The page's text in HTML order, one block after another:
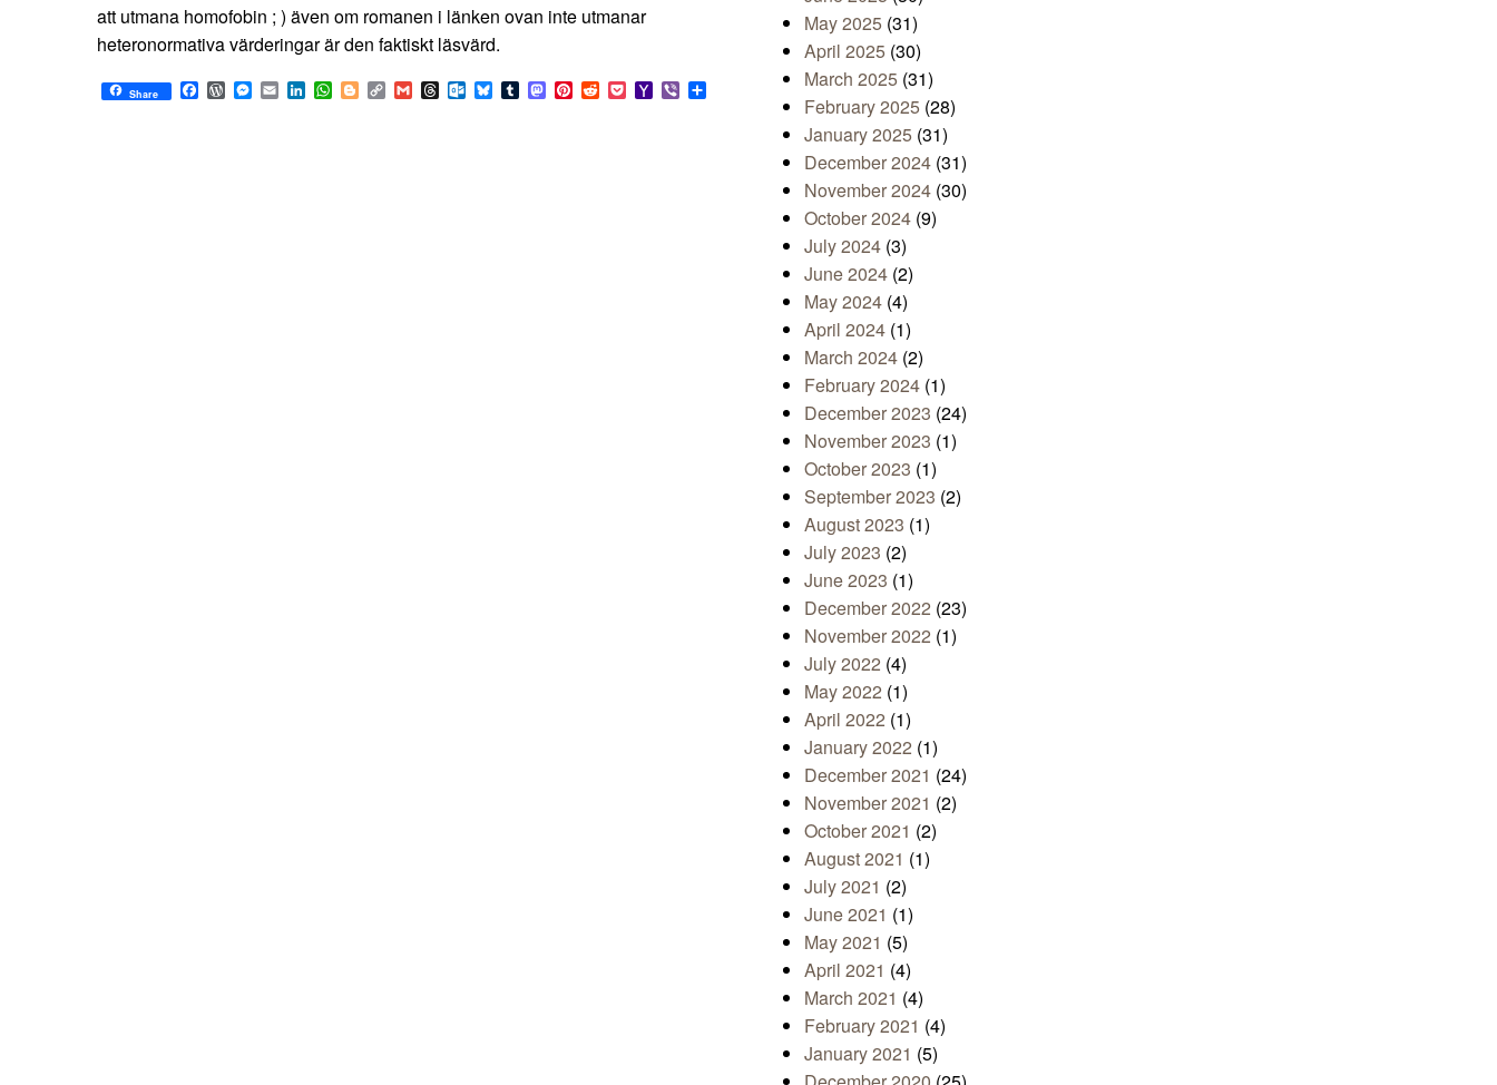
att utmana homofobin ; ) även om romanen i länken ovan inte utmanar
heteronormativa värderingar är den faktiskt läsvärd.
Share Facebook
WordPress
Messenger
EmailLinkedIn
WhatsApp
BloggerCopy
Link
GmailThreadsOutlook.com
Bluesky
TumblrMastodon
Pinterest
RedditPocketYahoo
Mail
Viber
May 2025 (31)
April 2025 (30)
March 2025 (31)
February 2025 (28)
January 2025 (31)
December 2024 (31)
November 2024 (30)
October 2024 (9)
July 2024 (3)
June 2024 (2)
May 2024 (4)
April 2024 (1)
March 2024 (2)
February 2024 (1)
December 2023 (24)
November 2023 (1)
October 2023 (1)
September 2023 (2)
August 2023 (1)
July 2023 (2)
June 2023 (1)
December 2022 (23)
November 2022 (1)
July 2022 (4)
May 2022 (1)
April 2022 (1)
January 2022 (1)
December 2021 (24)
November 2021 (2)
October 2021 (2)
August 2021 (1)
July 2021 (2)
June 2021 (1)
May 2021 (5)
April 2021 (4)
March 2021 (4)
February 2021 (4)
January 2021 (5)